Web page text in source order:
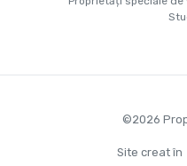
©2026
Site creat în